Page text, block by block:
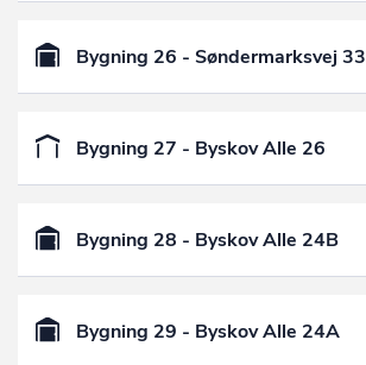
Bygning 26 - Søndermarksvej 33
Bygning 27 - Byskov Alle 26
Bygning 28 - Byskov Alle 24B
Bygning 29 - Byskov Alle 24A